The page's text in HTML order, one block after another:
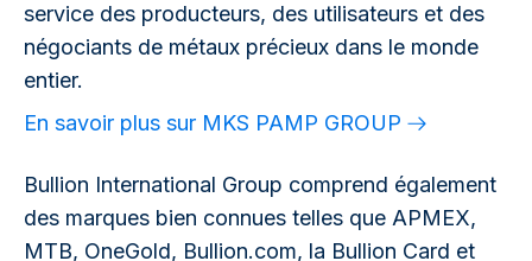
service des producteurs, des utilisateurs et des
négociants de métaux précieux dans le monde
entier.
En savoir plus sur MKS PAMP GROUP
Bullion International Group comprend également
des marques bien connues telles que APMEX,
MTB, OneGold, Bullion.com, la Bullion Card et